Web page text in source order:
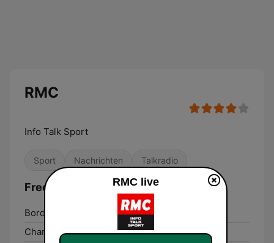
RMC
Info Talk Sport
Sport Nachrichten Talkradio
Frequenzen RMC:
Bordeaux:
Chartres: 95.3 FM
RMC live